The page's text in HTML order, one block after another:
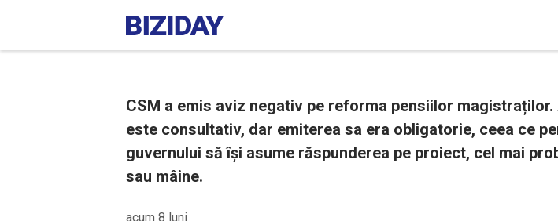
CSM a emis aviz negativ pe reforma pensiilor magistraților.
este consultativ, dar emiterea sa era obligatorie, ceea ce
guvernului să își asume răspunderea pe proiect, cel mai
sau mâine.
acum 8 luni